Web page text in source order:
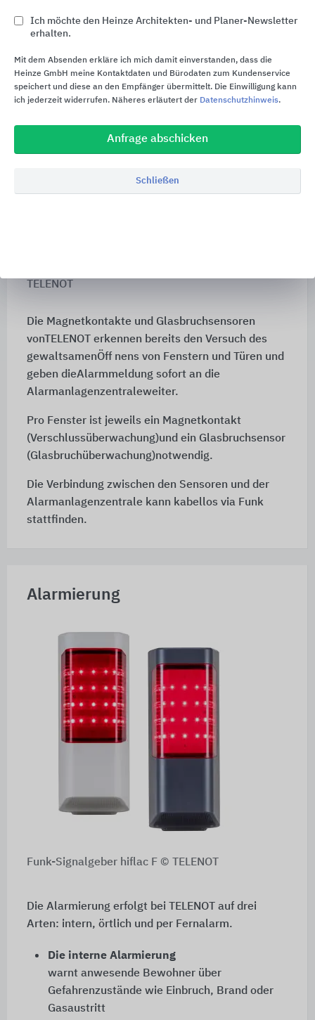
TELENOT
Die Magnetkontakte und Glasbruchsensoren
vonTELENOT erkennen bereits den Versuch des
gewaltsamenÖff nens von Fenstern und Türen und
geben dieAlarmmeldung sofort an die
Alarmanlagenzentraleweiter.
Pro Fenster ist jeweils ein Magnetkontakt
(Verschlussüberwachung)und ein Glasbruchsensor
(Glasbruchüberwachung)notwendig.
Die Verbindung zwischen den Sensoren und der
Alarmanlagenzentrale kann kabellos via Funk
stattfinden.
Alarmierung
Funk-Signalgeber hiflac F © TELENOT
Die Alarmierung erfolgt bei TELENOT auf drei
Arten: intern, örtlich und per Fernalarm.
Die interne Alarmierung
warnt anwesende Bewohner über
Gefahrenzustände wie Einbruch, Brand oder
Gasaustritt
Ich möchte den Heinze Architekten- und Planer-Newsletter
erhalten.
Mit dem Absenden erkläre ich mich damit einverstanden, dass die
Heinze GmbH meine Kontaktdaten und Bürodaten zum Kundenservice
speichert und diese an den Empfänger übermittelt. Die Einwilligung kann
ich jederzeit widerrufen. Näheres erläutert der Datenschutzhinweis.
Anfrage abschicken
Schließen